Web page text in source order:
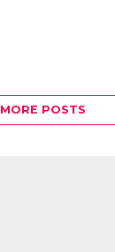
MORE POSTS